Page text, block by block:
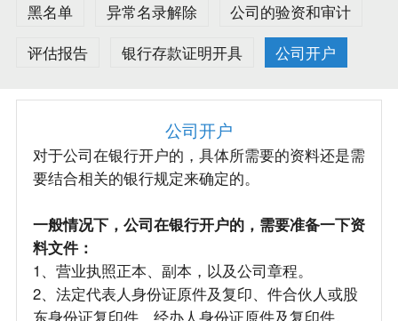
黑名单
异常名录解除
公司的验资和审计
评估报告
银行存款证明开具 公司开户
公司开户
对于公司在银行开户的，具体所需要的资料还是需
要结合相关的银行规定来确定的。
一般情况下，公司在银行开户的，需要准备一下资
料文件：
1、营业执照正本、副本，以及公司章程。
2、法定代表人身份证原件及复印、件合伙人或股
东身份证复印件、经办人身份证原件及复印件。